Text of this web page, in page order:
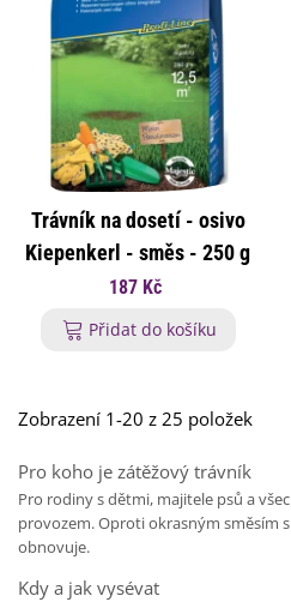
Trávník na dosetí - osivo
Kiepenkerl - směs - 250 g
187 Kč
Přidat do košíku
Zobrazení 1-20 z 25 položek
Pro koho je zátěžový trávník
Pro rodiny s dětmi, majitele psů a
provozem. Oproti okrasným směsím
obnovuje.
Kdy a jak vysévat